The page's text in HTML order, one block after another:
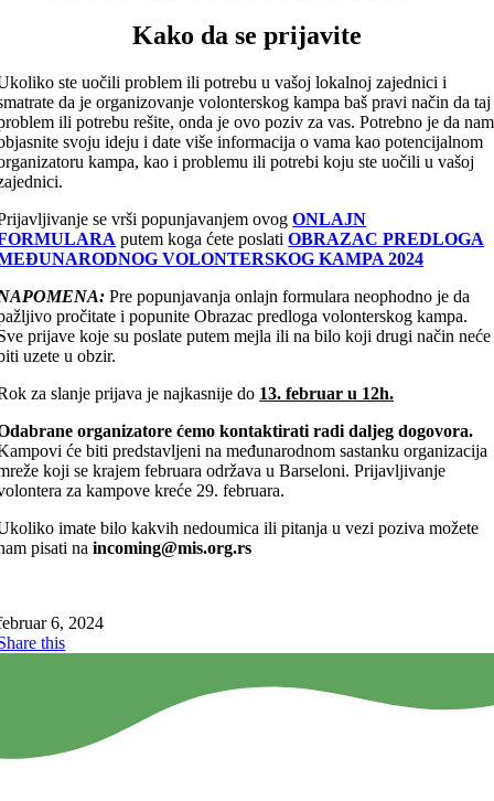
Kako da se prijavite
ste uočili problem ili potrebu u vašoj lokalnoj zajednici i
da je organizovanje volonterskog kampa baš pravi način da taj
ili potrebu rešite, onda je ovo poziv za vas. Potrebno je da nam
svoju ideju i date više informacija o vama kao potencijalnom
kampa, kao i problemu ili potrebi koju ste uočili u vašoj
se vrši popunjavanjem ovogONLAJN
putem koga ćete poslatiOBRAZAC PREDLOGA
VOLONTERSKOG KAMPA 2024
Pre popunjavanja onlajn formulara neophodno je da
pročitate i popunite Obrazac predloga volonterskog kampa.
prijave koje su poslate putem mejla ili na bilo koji drugi način neće
uzete u obzir.
za slanje prijava je najkasnije do 13. februar u 12h.
organizatore ćemo kontaktirati radi daljeg dogovora.
će biti predstavljeni na međunarodnom sastanku organizacija
koji se krajem februara održava u Barseloni. Prijavljivanje
za kampove kreće 29. februara.
imate bilo kakvih nedoumica ili pitanja u vezi poziva možete
pisati naincoming@mis.org.rs
6, 2024
this